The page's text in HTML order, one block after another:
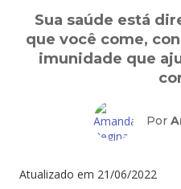
Sua saúde está
que você come,
imunidade que
Por
Atualizado em 21/06/2022